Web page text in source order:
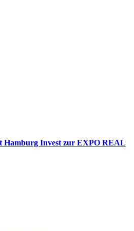
Hamburg Invest zur EXPO REAL